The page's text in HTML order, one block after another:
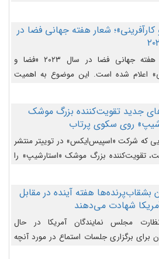
شعار هفته جهانی فضا در
موضوع هفته جهانی فضا در سال ۲۰۲۳ «فضا و
اعلام شده است. این موضوع به اهمیت
کارآفرینی در حوزه فضایی و مزایای جدیدی که
این حوزه ایجاد می‌کنند، می‌پردازد.
جدید تقویت‌کننده بزرگ موشک
روی سکوی پرتاب
که شرکت «اسپیس‌ایکس» در توییتر منتشر
تقویت‌کننده بزرگ موشک «استارشیپ» را
بشقاب‌پرنده‌ها هفته آینده در مقابل
شهادت می‌دهند
مجلس نمایندگان آمریکا در حال
برای برگزاری جلسات استماع در مورد آنچه